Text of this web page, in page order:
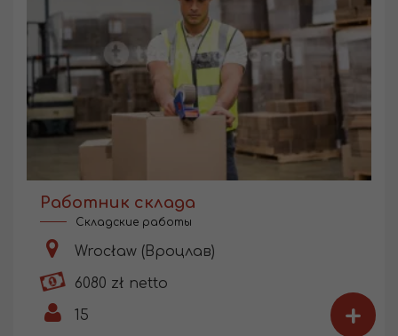
Работник склада
Складские работы
Wrocław (Вроцлав)
6080 zł netto
15
+